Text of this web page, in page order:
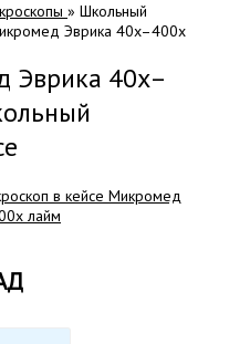
» Школьный
Эврика 40x–400х
Эврика 40x–